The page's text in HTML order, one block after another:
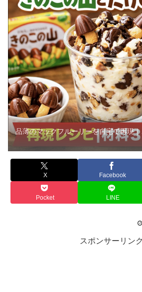
品薄のマックフルーリーを自宅で再現
X Facebook
Pocket LINE
スポンサーリンク